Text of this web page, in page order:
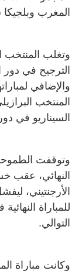
المغرب وبلجيكا
وتغلب المنتخب
المنتخب
السيناريو في
وتوقفت
الأرجنتيني،
للمباراة
التوالي.
وكانت مباراة